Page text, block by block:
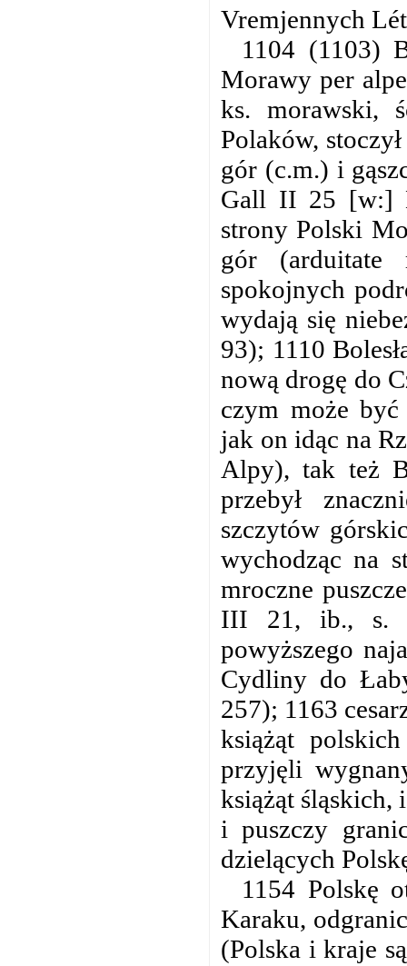
Vremjennych
1104 (1103)
Morawy per
ks. morawski,
Polaków,
gór (c.m.) i
Gall II 25 [w:]
strony Polski
gór
spokojnych
wydają się
93); 1110
nową drogę do
czym może
jak on idąc na
Alpy), tak też
przebył
szczytów
wychodząc na
mroczne
III 21, ib., s.
powyższego
Cydliny do
257); 1163
książąt
przyjęli
książąt śląskich,
i puszczy
dzielących
1154 Polskę
Karaku,
(Polska i kraje